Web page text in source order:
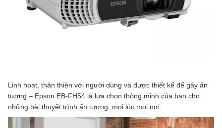
Linh hoạt, thân thiện với người dùng và được thiết kế để gây ấn
tượng – Epson EB-FH54 là lựa chọn thông minh của bạn cho
những bài thuyết trình ấn tượng, mọi lúc mọi nơi.